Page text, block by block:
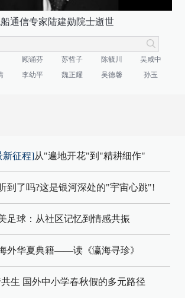
通信专家陆建勋院士逝世
顾诵芬 苏哲子 陈毓川
吴咸中
李幼平 魏正耀 吴德馨 孙玉
新征程]从"遍地开花"到"精耕细作"
到了吗?这是银河深处的"宇宙心跳"!
足球：从社区记忆到情感共振
外华夏典籍——读《瀛海寻珍》
生 国外中小学春秋假的多元路径